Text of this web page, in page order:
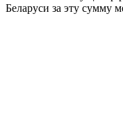
Беларуси за эту сумму